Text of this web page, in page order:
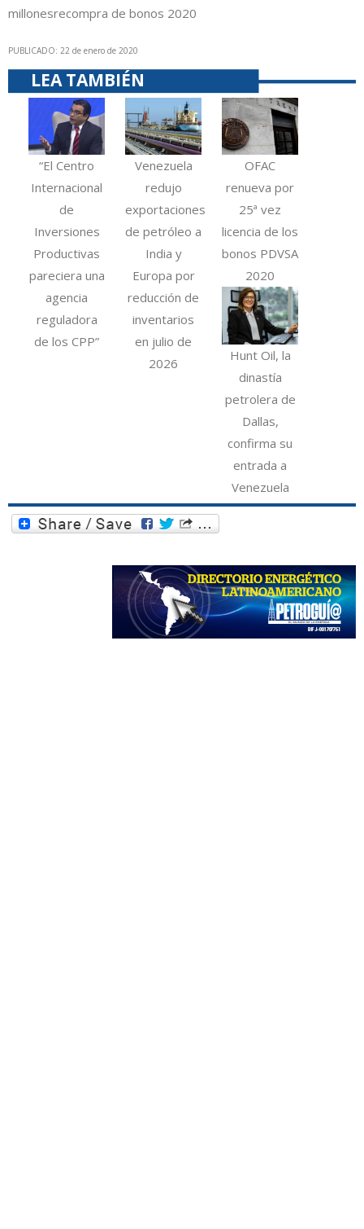
millonesrecompra de bonos 2020
PUBLICADO: 22 de enero de 2020
LEA TAMBIÉN
“El Centro
Internacional
de
Inversiones
Productivas
pareciera una
agencia
reguladora
de los CPP”
Venezuela
redujo
exportaciones
de petróleo a
India y
Europa por
reducción de
inventarios
en julio de
2026
OFAC
renueva por
25ª vez
licencia de los
bonos PDVSA
2020
Hunt Oil, la
dinastía
petrolera de
Dallas,
confirma su
entrada a
Venezuela